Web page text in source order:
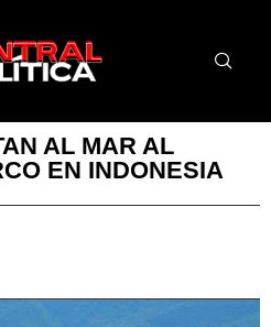
AL MAR AL
EN INDONESIA